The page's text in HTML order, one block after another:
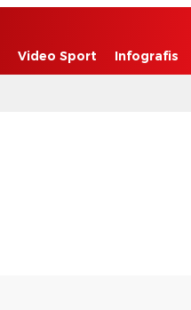
Video Sport Infografis